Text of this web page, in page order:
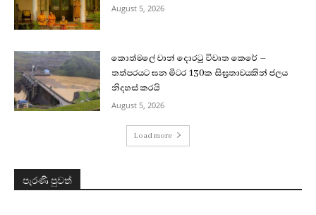
August 5, 2026
කොත්මලේ වාන් දොරටු විවෘත කෙරේ –
තත්පරයට ඝන මීටර 130ක සිඝ්‍රතාවයකින් ජලය
නිදහස් කරයි
August 5, 2026
Load more
පැරණි පුවත්